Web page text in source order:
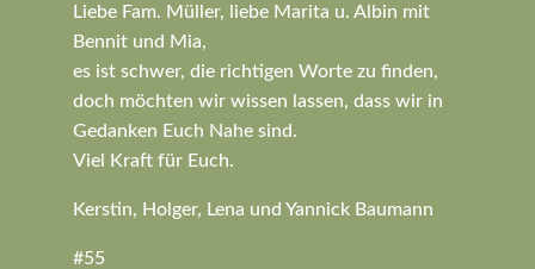
Liebe Fam. Müller, liebe Marita u. Albin mit
Bennit und Mia,
es ist schwer, die richtigen Worte zu finden,
doch möchten wir wissen lassen, dass wir in
Gedanken Euch Nahe sind.
Viel Kraft für Euch.
Kerstin, Holger, Lena und Yannick Baumann
#55